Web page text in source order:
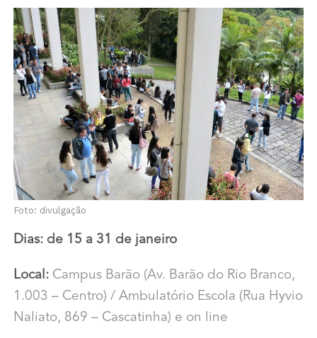
Foto: divulgação
Dias: de 15 a 31 de janeiro
Local:Campus Barão (Av. Barão do Rio Branco,
1.003 – Centro) / Ambulatório Escola (Rua Hyvio
Naliato, 869 – Cascatinha) e on line